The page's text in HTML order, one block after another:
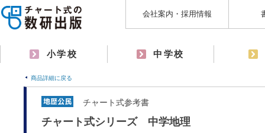
会社案内・採用情報
小学校 中学校
商品詳細に戻る
チャート式参考書
チャート式シリーズ 中学地理